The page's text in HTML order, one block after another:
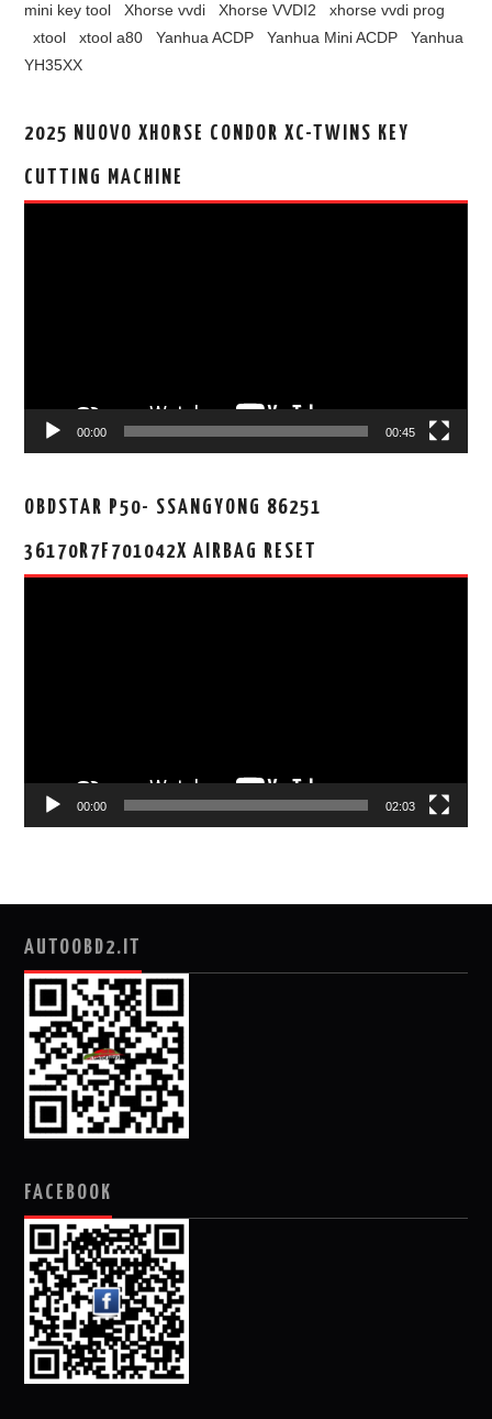
mini key tool
Xhorse vvdi Xhorse VVDI2
xhorse vvdi prog
xtool
xtool a80 Yanhua ACDP Yanhua Mini ACDP
Yanhua
YH35XX
2025 NUOVO XHORSE CONDOR XC-TWINS KEY
CUTTING MACHINE
00:00 00:45
OBDSTAR P50- SSANGYONG 86251
36170R7F701042X AIRBAG RESET
00:00 02:03
AUTOOBD2.IT
FACEBOOK